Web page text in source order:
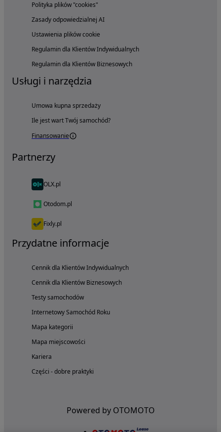
Polityka plików "cookies"
Zasady odpowiedzialnej AI
Ustawienia plików cookie
Regulamin dla Klientów Indywidualnych
Regulamin dla Klientów Biznesowych
Usługi i narzędzia
Umowa kupna sprzedaży
Ile jest wart Twój samochód?
Finansowanie
Partnerzy
OLX.pl
Otodom.pl
Fixly.pl
Przydatne informacje
Cennik dla Klientów Indywidualnych
Cennik dla Klientów Biznesowych
Testy samochodów
Internetowy Samochód Roku
Mapa kategorii
Mapa miejscowości
Kariera
Części - dobre praktyki
Powered by OTOMOTO